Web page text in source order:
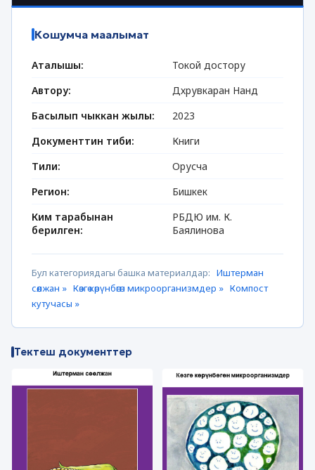
Кошумча маалымат
Аталышы:
Токой достору
Автору:
Дхрувкаран Нанд
Басылып чыккан жылы:
2023
Документтин тиби:
Книги
Тили:
Орусча
Регион:
Бишкек
Ким тарабынан
берилген:
РБДЮ им. К.
Баялинова
Бул категориядагы башка материалдар: Иштерман
сөөлжан » Көзгө көрүнбөгөн микроорганизмдер » Компост
кутучасы »
Тектеш документтер